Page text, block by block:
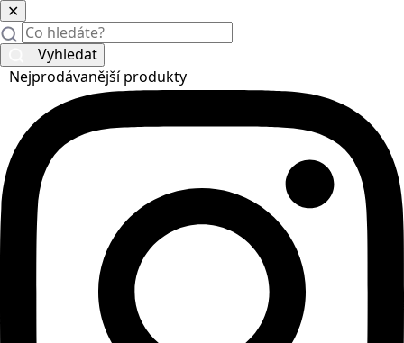
✕
Vyhledat
Nejprodávanější produkty